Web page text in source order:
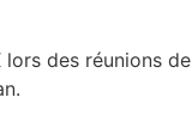
lors des réunions de